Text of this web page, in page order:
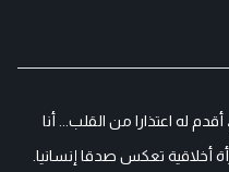
له اعتذارا من القلب... أنا
أخلاقية تعكس صدقا إنسانيا.